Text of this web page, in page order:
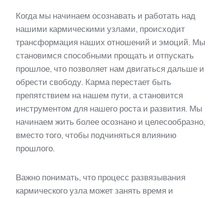
Когда мы начинаем осознавать и работать над
нашими кармическими узлами, происходит
трансформация наших отношений и эмоций. Мы
становимся способными прощать и отпускать
прошлое, что позволяет нам двигаться дальше и
обрести свободу. Карма перестает быть
препятствием на нашем пути, а становится
инструментом для нашего роста и развития. Мы
начинаем жить более осознано и целесообразно,
вместо того, чтобы подчиняться влиянию
прошлого.
Важно понимать, что процесс развязывания
кармического узла может занять время и